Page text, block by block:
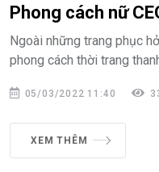
Phong cách nữ
Ngoài những trang phục
phong cách thời trang
05/03/2022 11:40
XEM THÊM